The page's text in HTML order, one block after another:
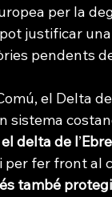
per la
justificar
pendents
el Delta
sistema
delta de l’
fer front al
també